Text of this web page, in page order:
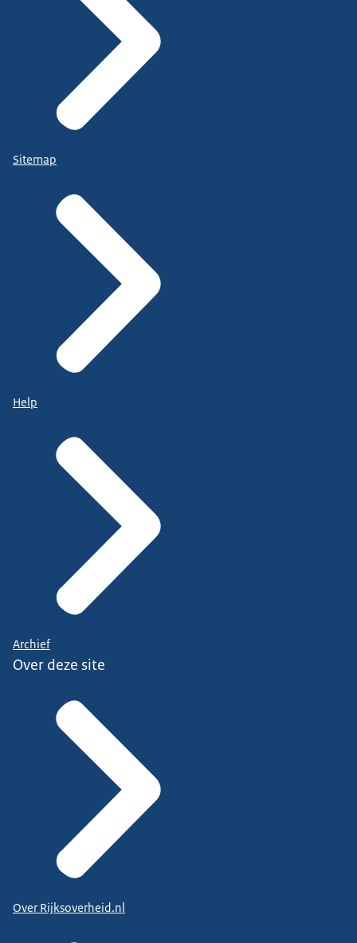
Sitemap
Help
Archief
Over deze site
Over Rijksoverheid.nl